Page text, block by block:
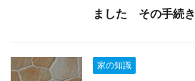
ました その手続
家の知識